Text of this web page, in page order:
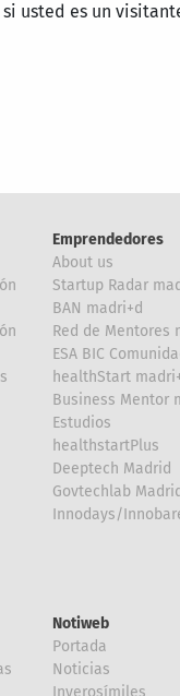
usted es un
Emprendedores
About us
Startup Radar
BAN madri+d
Red de Mentores
ESA BIC
healthStart
Business Mentor
Estudios
healthstartPlus
Deeptech Madrid
Govtechlab Madrid
Innodays/
Notiweb
Portada
Noticias